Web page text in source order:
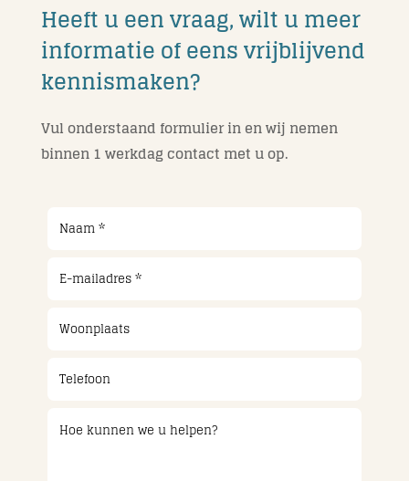
Heeft u een vraag, wilt u meer
informatie of eens vrijblijvend
kennismaken?
Vul onderstaand formulier in en wij nemen
binnen 1 werkdag contact met u op.